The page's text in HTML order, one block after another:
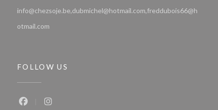
info@chezsoje.be,dubmichel@hotmail.com,freddubois66@h
otmail.com
FOLLOW US